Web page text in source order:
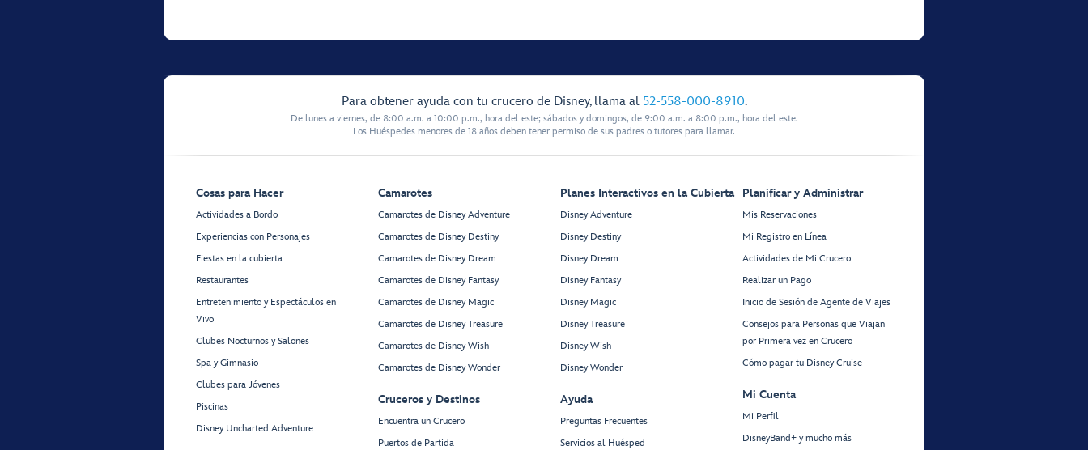
Para obtener ayuda con tu crucero de Disney, llama al 52-558-000-8910.
De lunes a viernes, de 8:00 a.m. a 10:00 p.m., hora del este; sábados y domingos, de 9:00 a.m. a 8:00 p.m., hora del este.
Los Huéspedes menores de 18 años deben tener permiso de sus padres o tutores para llamar.
Cosas para Hacer
Actividades a Bordo
Experiencias con Personajes
Fiestas en la cubierta
Restaurantes
Entretenimiento y Espectáculos en
Vivo
Clubes Nocturnos y Salones
Spa y Gimnasio
Clubes para Jóvenes
Piscinas
Disney Uncharted Adventure
Camarotes
Camarotes de Disney Adventure
Camarotes de Disney Destiny
Camarotes de Disney Dream
Camarotes de Disney Fantasy
Camarotes de Disney Magic
Camarotes de Disney Treasure
Camarotes de Disney Wish
Camarotes de Disney Wonder
Cruceros y Destinos
Encuentra un Crucero
Puertos de Partida
Planes Interactivos en la Cubierta
Disney Adventure
Disney Destiny
Disney Dream
Disney Fantasy
Disney Magic
Disney Treasure
Disney Wish
Disney Wonder
Ayuda
Preguntas Frecuentes
Servicios al Huésped
Planificar y Administrar
Mis Reservaciones
Mi Registro en Línea
Actividades de Mi Crucero
Realizar un Pago
Inicio de Sesión de Agente de Viajes
Consejos para Personas que Viajan
por Primera vez en Crucero
Cómo pagar tu Disney Cruise
Mi Cuenta
Mi Perfil
DisneyBand+ y mucho más